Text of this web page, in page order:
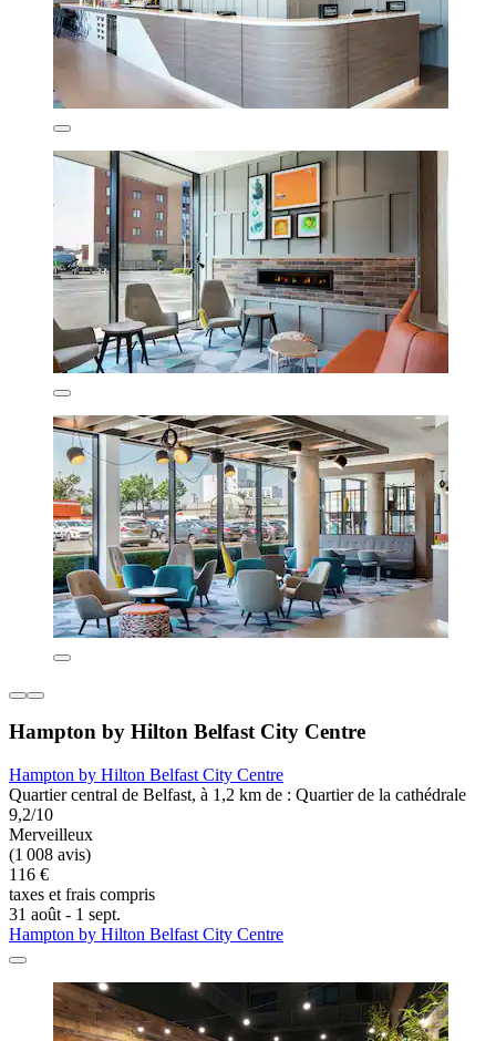
Hampton by Hilton Belfast City Centre
Hampton by Hilton Belfast City Centre
Quartier central de Belfast, à 1,2 km de : Quartier de la cathédrale
9,2/10
Merveilleux
(1 008 avis)
116 €
taxes et frais compris
31 août - 1 sept.
Hampton by Hilton Belfast City Centre